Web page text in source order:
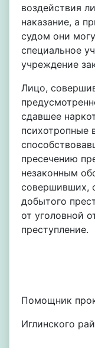
воздействия
наказание, а
судом они
специальное
учреждение
Лицо,
сдавшее
психотропные
пресечению
незаконным
совершивших,
добытого
от уголовной
преступление.
Помощник
Иглинского